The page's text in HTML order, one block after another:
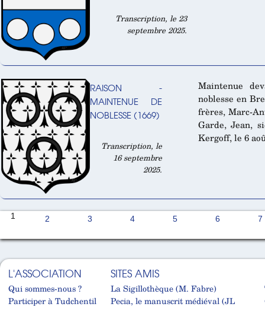
Transcription, le 23
septembre 2025.
RAISON -
MAINTENUE DE
NOBLESSE (1669)
Transcription, le
16 septembre
2025.
Maintenue
noblesse en
frères, Marc-
Garde, Jean,
Kergoff, le 6
1 2 3 4 5 6 7
L'ASSOCIATION
Qui sommes-nous ?
Participer à Tudchentil
SITES AMIS
La Sigillothèque (M. Fabre)
Pecia, le manuscrit médiéval (JL